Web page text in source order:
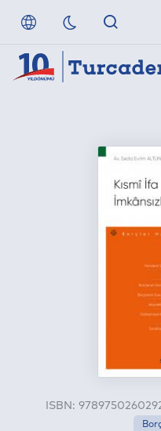
Referanslarımız
Anlaşmalı Yayınevleri
ISBN: